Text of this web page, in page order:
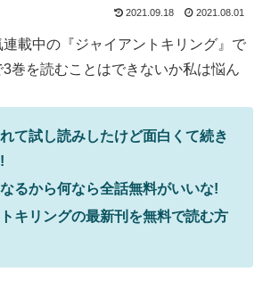
2021.09.18 2021.08.01
連載中の『ジャイアントキリング』で
巻を読むことはできないか私は悩ん
て試し読みしたけど面白くて続き
るから何なら全話無料がいいな!
キリングの最新刊を無料で読む方